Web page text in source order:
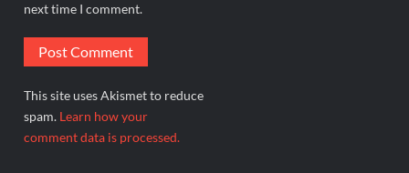
next time I comment.
This site uses Akismet to reduce
spam. Learn how your
comment data is processed.